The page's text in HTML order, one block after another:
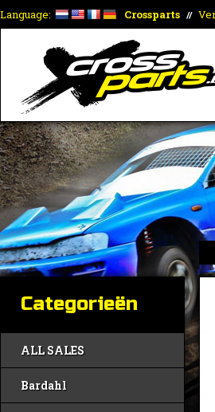
Language: Crossparts //
Categorieën
ALL SALES
Bardahl